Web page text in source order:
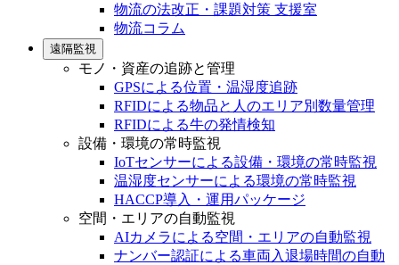
物流の法改正・課題対策 支援室
物流コラム
遠隔監視
モノ・資産の追跡と管理
GPSによる位置・温湿度追跡
RFIDによる物品と人のエリア別数量管理
RFIDによる牛の発情検知
設備・環境の常時監視
IoTセンサーによる設備・環境の常時監視
温湿度センサーによる環境の常時監視
HACCP導入・運用パッケージ
空間・エリアの自動監視
AIカメラによる空間・エリアの自動監視
ナンバー認証による車両入退場時間の自動